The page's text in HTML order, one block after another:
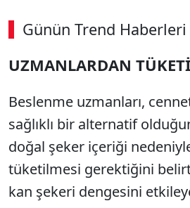
Günün Trend Haberleri
00:02 / 03:53
UZMANLARDAN
Beslenme uzmanları,
sağlıklı bir alternatif
doğal şeker içeriği
tüketilmesi gerektiğini
kan şekeri dengesini